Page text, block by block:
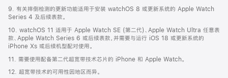
9. 有关摔倒检测的更新功能适用于安装 watchOS 8 或更新系统的 Apple Watch
Series 4 及后续表款。
10. watchOS 11 适用于 Apple Watch SE (第二代)、Apple Watch Ultra 任意表
款、Apple Watch Series 6 或后续表款，并需要与运行 iOS 18 或更新系统的
iPhone Xs 或后续机型配对使用。
11. 需要使用配备第二代超宽带技术芯片的 iPhone 和 Apple Watch。
12. 超宽带技术的可用性因地区而异。